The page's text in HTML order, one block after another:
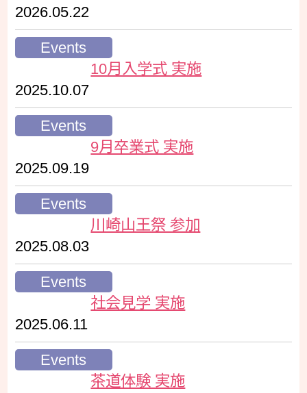
2026.05.22
Events
10月入学式 実施
2025.10.07
Events
9月卒業式 実施
2025.09.19
Events
川崎山王祭 参加
2025.08.03
Events
社会見学 実施
2025.06.11
Events
茶道体験 実施